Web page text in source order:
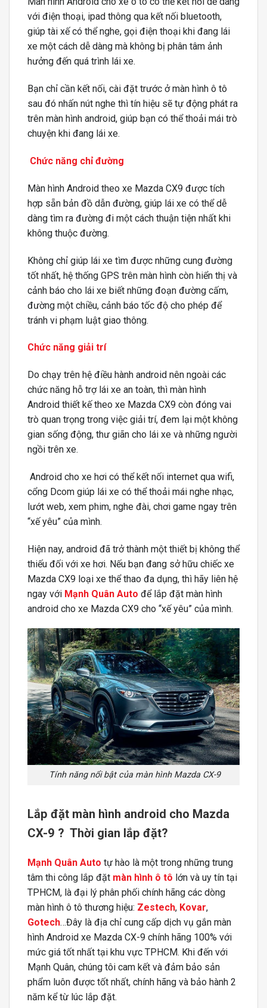
với điện thoại, ipad thông qua kết nối bluetooth,
giúp tài xế có thể nghe, gọi điện thoại khi đang lái
xe một cách dễ dàng mà không bị phân tâm ảnh
hưởng đến quá trình lái xe.
Bạn chỉ cần kết nối, cài đặt trước ở màn hình ô tô
sau đó nhấn nút nghe thì tín hiệu sẽ tự động phát ra
trên màn hình android, giúp bạn có thể thoải mái trò
chuyện khi đang lái xe.
Chức năng chỉ đường
Màn hình Android theo xe Mazda CX9 được tích
hợp sẵn bản đồ dẫn đường, giúp lái xe có thể dễ
dàng tìm ra đường đi một cách thuận tiện nhất khi
không thuộc đường.
Không chỉ giúp lái xe tìm được những cung đường
tốt nhất, hệ thống GPS trên màn hình còn hiển thị và
cảnh báo cho lái xe biết những đoạn đường cấm,
đường một chiều, cảnh báo tốc độ cho phép để
tránh vi phạm luật giao thông.
Chức năng giải trí
Do chạy trên hệ điều hành android nên ngoài các
chức năng hỗ trợ lái xe an toàn, thì màn hình
Android thiết kế theo xe Mazda CX9 còn đóng vai
trò quan trọng trong việc giải trí, đem lại một không
gian sống động, thư giãn cho lái xe và những người
ngồi trên xe.
Android cho xe hơi có thể kết nối internet qua wifi,
cổng Dcom giúp lái xe có thể thoải mái nghe nhạc,
lướt web, xem phim, nghe đài, chơi game ngay trên
“xế yêu” của mình.
Hiện nay, android đã trở thành một thiết bị không thể
thiếu đối với xe hơi. Nếu bạn đang sở hữu chiếc xe
Mazda CX9 loại xe thể thao đa dụng, thì hãy liên hệ
ngay với Mạnh Quân Auto để lắp đặt màn hình
android cho xe Mazda CX9 cho “xế yêu” của mình.
Tính năng nổi bật của màn hình Mazda CX-9
Lắp đặt màn hình android cho Mazda
CX-9 ? Thời gian lắp đặt?
Mạnh Quân Auto tự hào là một trong những trung
tâm thi công lắp đặt màn hình ô tô lớn và uy tín tại
TPHCM, là đại lý phân phối chính hãng các dòng
màn hình ô tô thương hiệu: Zestech, Kovar,
Gotech…Đây là địa chỉ cung cấp dịch vụ gắn màn
hình Android xe Mazda CX-9 chính hãng 100% với
mức giá tốt nhất tại khu vực TPHCM. Khi đến với
Mạnh Quân, chúng tôi cam kết và đảm bảo sản
phẩm luôn được tốt nhất, chính hãng và bảo hành 2
năm kể từ lúc lắp đặt.